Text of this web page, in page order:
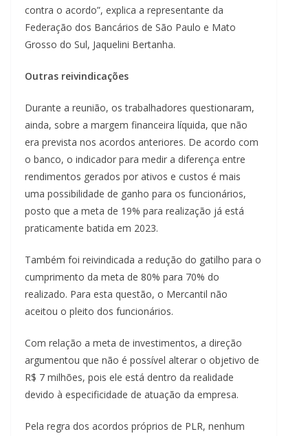
contra o acordo”, explica a representante da
Federação dos Bancários de São Paulo e Mato
Grosso do Sul, Jaquelini Bertanha.
Outras reivindicações
Durante a reunião, os trabalhadores questionaram,
ainda, sobre a margem financeira líquida, que não
era prevista nos acordos anteriores. De acordo com
o banco, o indicador para medir a diferença entre
rendimentos gerados por ativos e custos é mais
uma possibilidade de ganho para os funcionários,
posto que a meta de 19% para realização já está
praticamente batida em 2023.
Também foi reivindicada a redução do gatilho para o
cumprimento da meta de 80% para 70% do
realizado. Para esta questão, o Mercantil não
aceitou o pleito dos funcionários.
Com relação a meta de investimentos, a direção
argumentou que não é possível alterar o objetivo de
R$ 7 milhões, pois ele está dentro da realidade
devido à especificidade de atuação da empresa.
Pela regra dos acordos próprios de PLR, nenhum